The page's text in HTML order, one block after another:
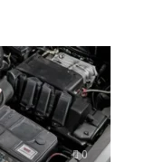
0